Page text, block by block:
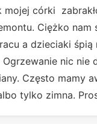
mojej córki
Ciężko nam
a dzieciaki śpią
Ogrzewanie nic nie
Często mamy
tylko zimna.